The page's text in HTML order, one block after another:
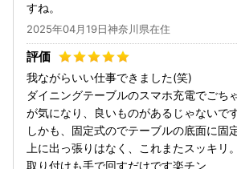
すね。
2025年04月19日神奈川県在住
我ながらいい仕事できました(笑)
ダイニングテーブルのスマホ充電でごち
が気になり、良いものがあるじゃないで
しかも、固定式のでテーブルの底面に固
上に出っ張りはなく、これまたスッキリ。
取り付けも手で回すだけです楽チン